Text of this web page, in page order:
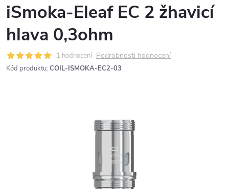
iSmoka-Eleaf EC 2 žhavicí
hlava 0,3ohm
1 hodnocení Podrobnosti hodnocení
Kód produktu: COIL-ISMOKA-EC2-03